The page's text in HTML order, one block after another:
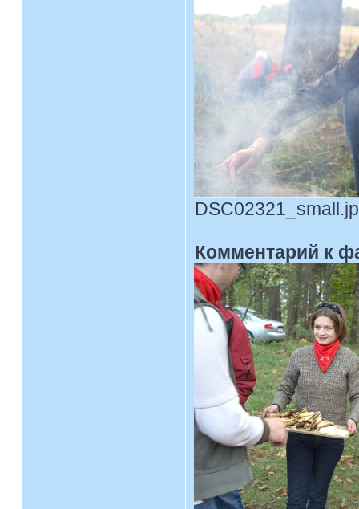
Комментарий к